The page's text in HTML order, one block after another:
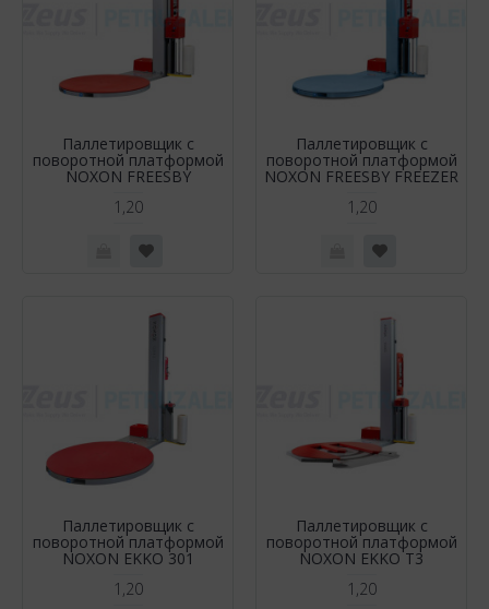
Паллетировщик с
поворотной платформой
NOXON FREESBY
1,20
Паллетировщик с
поворотной платформой
NOXON FREESBY FREEZER
1,20
Паллетировщик с
поворотной платформой
NOXON EKKO 301
1,20
Паллетировщик с
поворотной платформой
NOXON EKKO T3
1,20